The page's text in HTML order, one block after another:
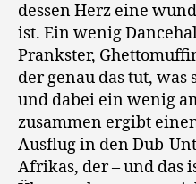
dessen Herz eine
ist. Ein wenig
Prankster,
der genau das tut, was
und dabei ein wenig
zusammen ergibt
Ausflug in den Dub-
Afrikas, der – und das